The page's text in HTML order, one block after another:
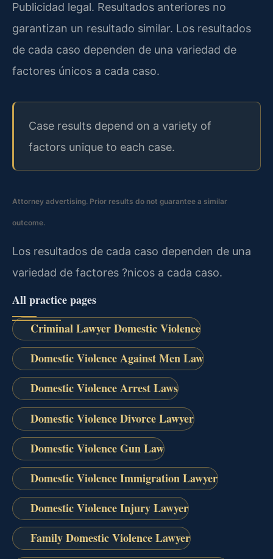
Publicidad legal. Resultados anteriores no
garantizan un resultado similar. Los resultados
de cada caso dependen de una variedad de
factores únicos a cada caso.
Case results depend on a variety of
factors unique to each case.
Attorney advertising. Prior results do not guarantee a similar
outcome.
Los resultados de cada caso dependen de una
variedad de factores ?nicos a cada caso.
All practice pages
Criminal Lawyer Domestic Violence
Domestic Violence Against Men Law
Domestic Violence Arrest Laws
Domestic Violence Divorce Lawyer
Domestic Violence Gun Law
Domestic Violence Immigration Lawyer
Domestic Violence Injury Lawyer
Family Domestic Violence Lawyer